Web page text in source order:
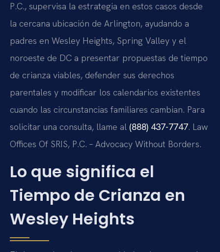
P.C., supervisa la estrategia en estos casos desde
la cercana ubicación de Arlington, ayudando a
padres en Wesley Heights, Spring Valley y el
noroeste de DC a presentar propuestas de tiempo
de crianza viables, defender sus derechos
parentales y modificar los calendarios existentes
cuando las circunstancias familiares cambian. Para
solicitar una consulta, llame al (888) 437-7747. Law
Offices Of SRIS, P.C. – Advocacy Without Borders.
Lo que significa el
Tiempo de Crianza en
Wesley Heights